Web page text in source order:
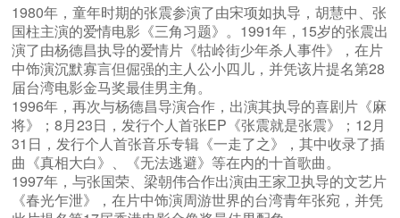
1980年，童年时期的张震参演了由宋项如执导，胡慧中、张
国柱主演的爱情电影《三角习题》。1991年，15岁的张震出
演了由杨德昌执导的爱情片《牯岭街少年杀人事件》，在片
中饰演沉默寡言但倔强的主人公小四儿，并凭该片提名第28
届台湾电影金马奖最佳男主角。
1996年，再次与杨德昌导演合作，出演其执导的喜剧片《麻
将》；8月23日，发行个人首张EP《张震就是张震》；12月
31日，发行个人首张音乐专辑《一走了之》，其中收录了插
曲《真相大白》、《无法逃避》等在内的十首歌曲。
1997年，与张国荣、梁朝伟合作出演由王家卫执导的文艺片
《春光乍泄》，在片中饰演周游世界的台湾青年张宛，并凭